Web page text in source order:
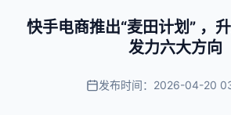
快手电商推出“麦田计划” ，
发力六大方向
发布时间：2026-04-20